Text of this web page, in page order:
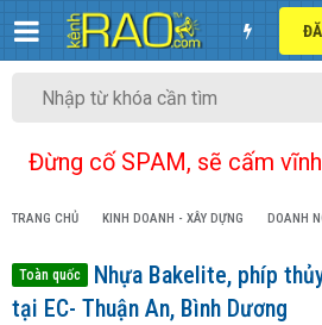
Đừng cố SPAM, sẽ cấm
TRANG CHỦ KINH DOANH - XÂY DỰNG DOANH
Toàn quốc
Nhựa Bakelite, phíp
tại EC- Thuận An, Bình Dương